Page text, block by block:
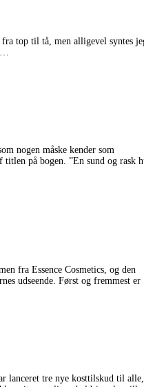
top til tå, men alligevel syntes
nogen måske kender som
på bogen. ”En sund og rask
fra Essence Cosmetics, og den
udseende. Først og fremmest er
lanceret tre nye kosttilskud til alle,